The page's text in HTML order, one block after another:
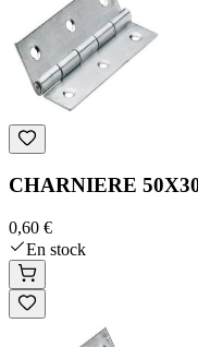
CHARNIERE
0,60 €
En stock